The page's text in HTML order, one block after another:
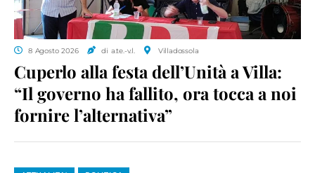
8 Agosto 2026 di a.te.-v.l. Villadossola
Cuperlo alla festa dell’Unità a Villa:
“Il governo ha fallito, ora tocca a noi
fornire l’alternativa”